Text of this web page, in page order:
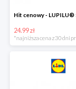
24.99 zł